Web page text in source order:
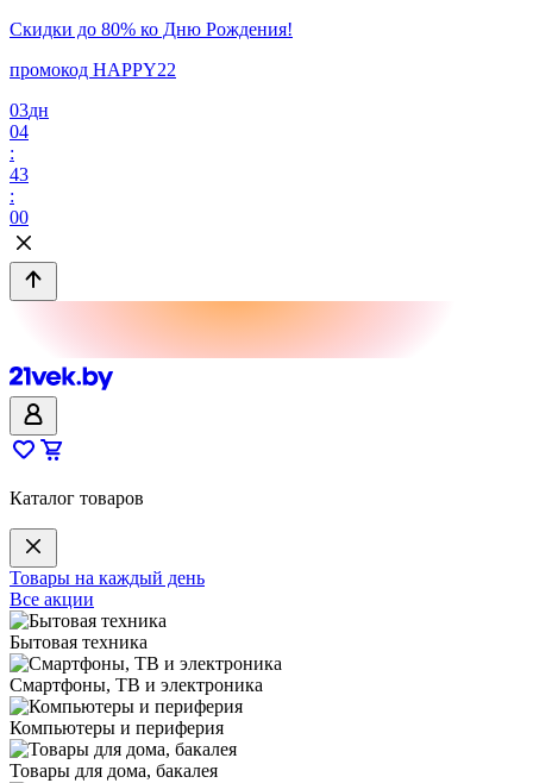
Скидки до 80% ко Дню Рождения!
промокод HAPPY22
03дн
04
:
43
:
00
Каталог товаров
Товары на каждый день
Все акции
Бытовая техника
Смартфоны, ТВ и электроника
Компьютеры и периферия
Товары для дома, бакалея